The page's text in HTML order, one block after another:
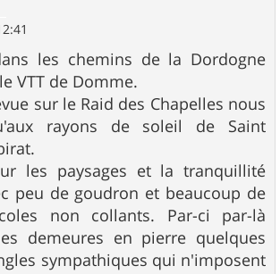
les chemins de la Dordogne
VTT de Domme.
sur le Raid des Chapelles nous
rayons de soleil de Saint
les paysages et la tranquillité
peu de goudron et beaucoup de
non collants. Par-ci par-là
demeures en pierre quelques
sympathiques qui n'imposent